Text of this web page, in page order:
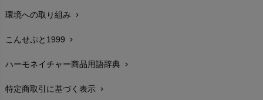
生地・素材chevron_right
お手入れについて
レビューを書こうchevron_right
返品交換chevron_right
環境への取り組み chevron_right
こんせぷと1999 chevron_right
ハーモネイチャー商品用語辞典 chevron_right
特定商取引に基づく表示 chevron_right